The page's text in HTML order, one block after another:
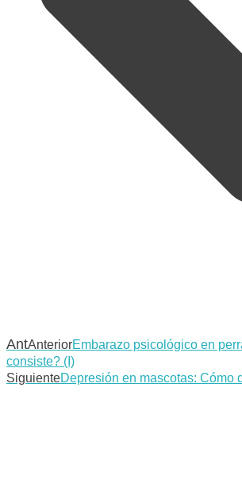
AntAnteriorEmbarazo psicológico en
consiste? (I)
SiguienteDepresión en mascotas: Cómo